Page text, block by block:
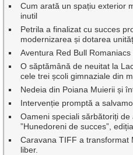
Cum arată un spațiu exterior
inutil
Petrila a finalizat cu succes
modernizarea și dotarea
Aventura Red Bull
O săptămână de neuitat la
cele trei școli gimnaziale din
Nedeia din Poiana Muierii și
Intervenție promptă a
Oameni speciali sărbătoriți
”Hunedoreni de succes”,
Caravana TIFF a
liber.